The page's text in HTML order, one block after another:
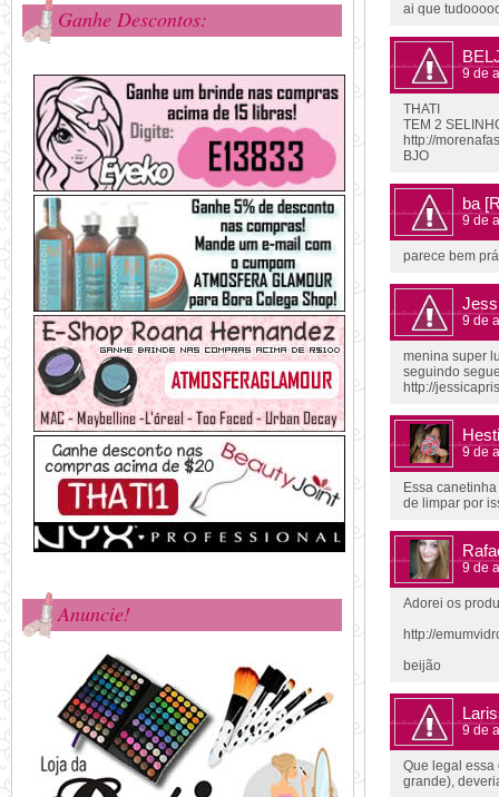
ai que
9 de
THATI
TEM 2
http://
BJO
ba
9 de
parece bem
9 de
menina super
seguindo
http://
9 de
Essa
de limpar por
9 de
Adorei os
http://
beijão
9 de
Que legal essa
grande),
Ganhe Descontos:
Anuncie!